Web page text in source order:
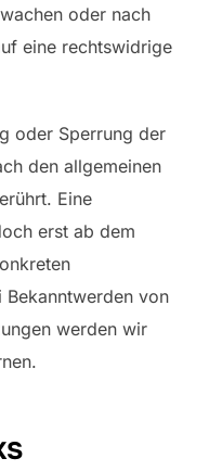
oder nach
eine rechtswidrige
oder Sperrung der
den allgemeinen
Eine
erst ab dem
Bekanntwerden von
werden wir